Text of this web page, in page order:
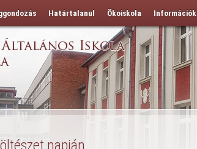
Határtalanul Ökoiskola Információk
napján